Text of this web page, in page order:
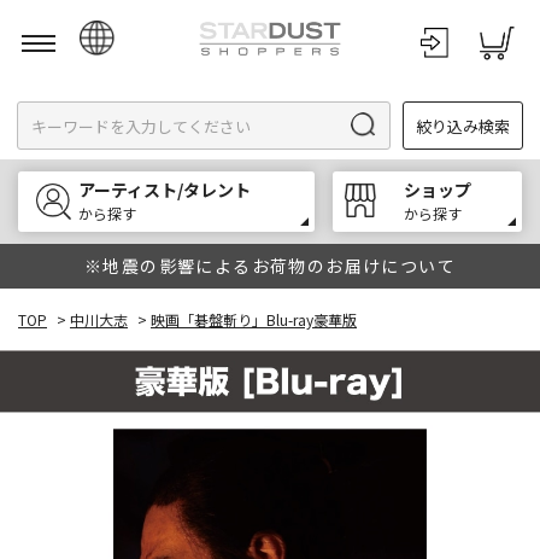
English
한국어
中文
絞り込み検索
アーティスト/タレント
から探す
ショップ
から探す
※地震の影響によるお荷物のお届けについて
TOP > 中川大志 > 映画「碁盤斬り」Blu-ray豪華版